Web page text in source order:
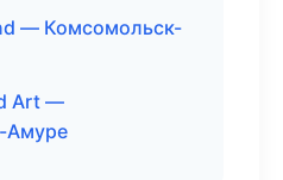
— Комсомольск-
Art —
Амуре